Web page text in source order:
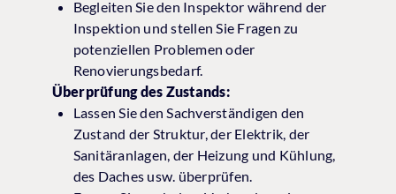
Begleiten Sie den Inspektor während der
Inspektion und stellen Sie Fragen zu
potenziellen Problemen oder
Renovierungsbedarf.
Überprüfung des Zustands:
Lassen Sie den Sachverständigen den
Zustand der Struktur, der Elektrik, der
Sanitäranlagen, der Heizung und Kühlung,
des Daches usw. überprüfen.